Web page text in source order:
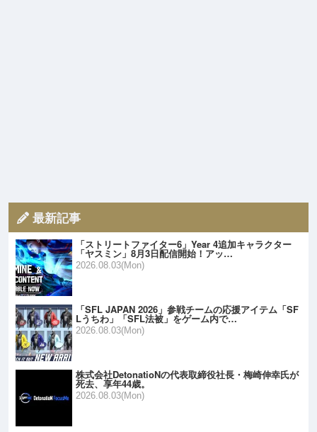
最新記事
「ストリートファイター6」Year 4追加キャラクター
「ヤスミン」8月3日配信開始！アッ…
2026.08.03(Mon)
「SFL JAPAN 2026」参戦チームの応援アイテム「SF
Lうちわ」「SFL法被」をゲーム内で…
2026.08.03(Mon)
株式会社DetonatioNの代表取締役社長・梅崎伸幸氏が
死去、享年44歳。
2026.08.03(Mon)